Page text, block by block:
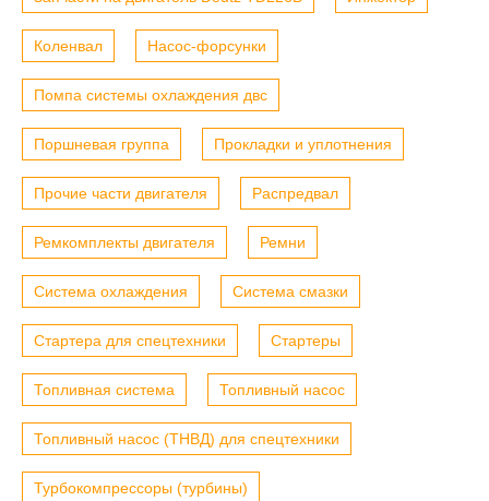
Коленвал Насос-форсунки
Помпа системы охлаждения двс
Поршневая группа Прокладки и уплотнения
Прочие части двигателя Распредвал
Ремкомплекты двигателя Ремни
Система охлаждения Система смазки
Стартера для спецтехники Стартеры
Топливная система Топливный насос
Топливный насос (ТНВД) для спецтехники
Турбокомпрессоры (турбины)